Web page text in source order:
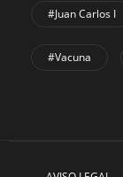
#Juan Carlos I
#Vacuna